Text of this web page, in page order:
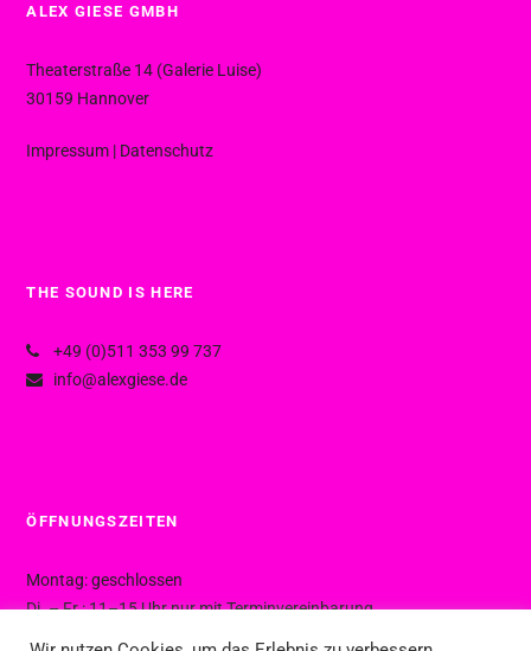
ALEX GIESE GMBH
Theaterstraße 14 (Galerie Luise)
30159 Hannover
Impressum | Datenschutz
THE SOUND IS HERE
+49 (0)511 353 99 737
info@alexgiese.de
ÖFFNUNGSZEITEN
Montag: geschlossen
Di. – Fr.: 11–15 Uhr nur mit Terminvereinbarung